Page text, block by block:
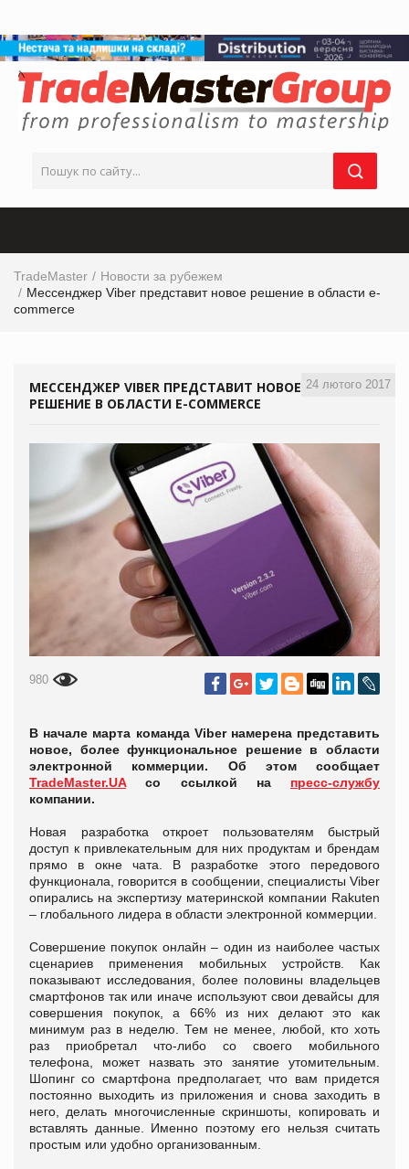
TradeMaster
Новости за рубежем
Мессенджер Viber представит новое решение в области e-
commerce
24 лютого 2017
МЕССЕНДЖЕР VIBER ПРЕДСТАВИТ НОВОЕ
РЕШЕНИЕ В ОБЛАСТИ E-COMMERCE
980
В начале марта команда Viber намерена представить
новое, более функциональное решение в области
электронной коммерции. Об этом сообщает
TradeMaster.UAсо ссылкой на пресс-службу
компании.
Новая разработка откроет пользователям быстрый
доступ к привлекательным для них продуктам и брендам
прямо в окне чата. В разработке этого передового
функционала, говорится в сообщении, специалисты Viber
опирались на экспертизу материнской компании Rakuten
– глобального лидера в области электронной коммерции.
Совершение покупок онлайн – один из наиболее частых
сценариев применения мобильных устройств. Как
показывают исследования, более половины владельцев
смартфонов так или иначе используют свои девайсы для
совершения покупок, а 66% из них делают это как
минимум раз в неделю. Тем не менее, любой, кто хоть
раз приобретал что-либо со своего мобильного
телефона, может назвать это занятие утомительным.
Шопинг со смартфона предполагает, что вам придется
постоянно выходить из приложения и снова заходить в
него, делать многочисленные скриншоты, копировать и
вставлять данные. Именно поэтому его нельзя считать
простым или удобно организованным.